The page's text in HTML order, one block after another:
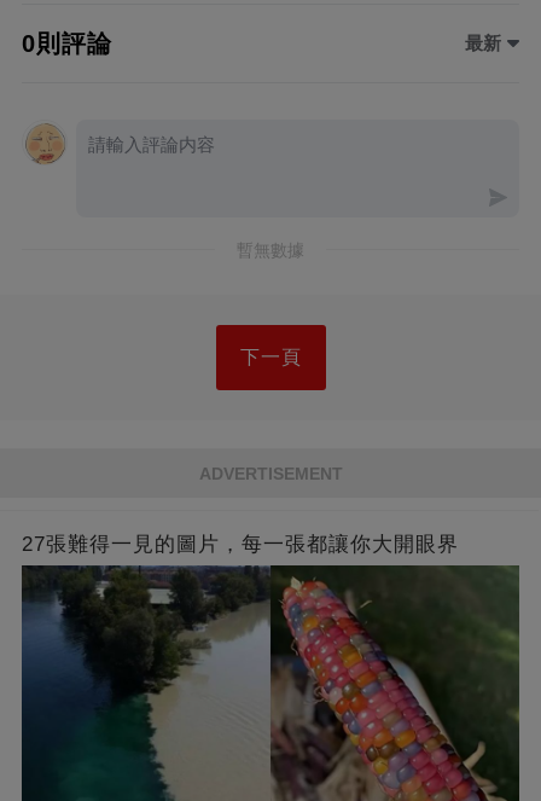
0則評論 最新
暫無數據
下一頁
ADVERTISEMENT
27張難得一見的圖片，每一張都讓你大開眼界